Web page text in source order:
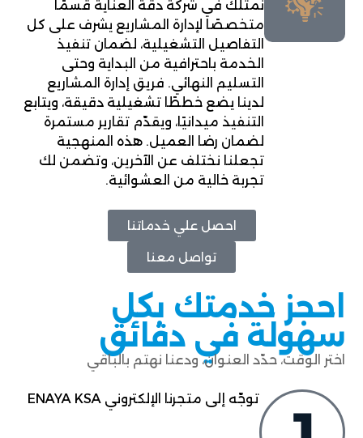
نمتلك في شركة دقة العناية قسمًا
متخصصًا لإدارة المشاريع يشرف على كل
التفاصيل التشغيلية، لضمان تنفيذ
الخدمة باحترافية من البداية وحتى
التسليم النهائي. فريق إدارة المشاريع
لدينا يضع خططًا تشغيلية دقيقة، ويتابع
التنفيذ ميدانيًا، ويقدّم تقارير مستمرة
لضمان رضا العميل. هذه المنهجية
تجعلنا نختلف عن الآخرين، وتضمن لك
تجربة خالية من العشوائية.
احصل علي خدماتنا
تواصل معنا
احجز خدمتك بكل
سهولة في دقائق
اختر الوقت، حدّد العنوان، ودعنا نهتم بالباقي
توجّه إلى متجرنا الإلكتروني ENAYA KSA